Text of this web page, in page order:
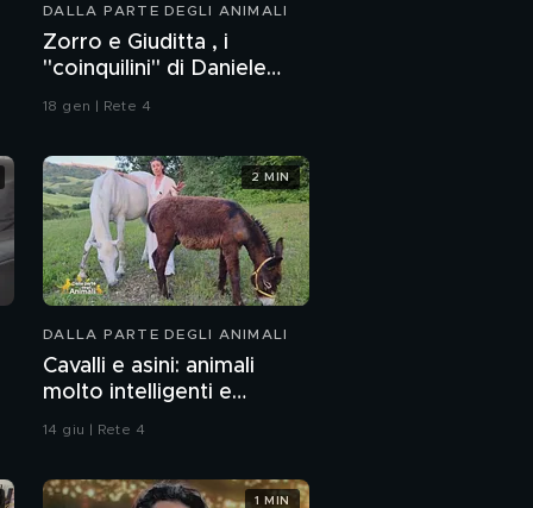
Egidio
fedele
Legge Brambilla: art. 2
Samuele
coraggioso
DALLA PARTE DEGLI ANIMALI
Zorro e Giuditta , i
"coinquilini" di Daniele
Capezzone
18 gen | Rete 4
DALLA PARTE DEGLI ANIMALI
Cavalli e asini: animali
molto intelligenti e
sensibili
14 giu | Rete 4
2 MIN
1 MIN